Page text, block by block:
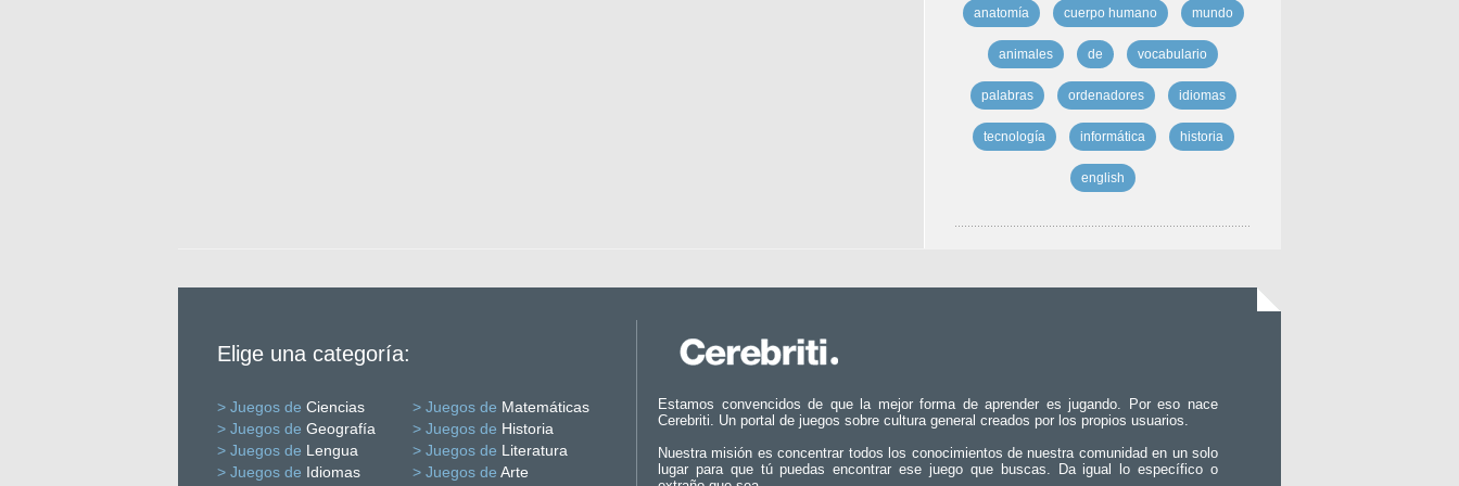
anatomía cuerpo humano mundo
animales de vocabulario
palabras ordenadores idiomas
tecnología informática historia
english
Elige una categoría:
> Juegos de Ciencias > Juegos de Matemáticas
> Juegos de Geografía > Juegos de Historia
> Juegos de Lengua > Juegos de Literatura
> Juegos de Idiomas > Juegos de Arte
Estamos convencidos de que la mejor forma de aprender es jugando. Por eso nace
Cerebriti. Un portal de juegos sobre cultura general creados por los propios usuarios.
Nuestra misión es concentrar todos los conocimientos de nuestra comunidad en un solo
lugar para que tú puedas encontrar ese juego que buscas. Da igual lo específico o